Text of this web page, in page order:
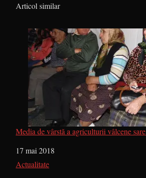
În legătură cu
Articol similar
Media de vârstă a agriculturii vâlcene
Dată
17 mai 2018
În legătură cu
Actualitate